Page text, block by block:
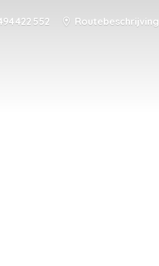
422 552 Routebeschrijving